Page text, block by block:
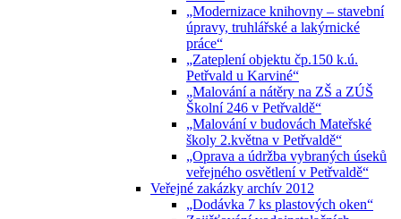
„Modernizace knihovny – stavební
úpravy, truhlářské a lakýrnické
práce“
„Zateplení objektu čp.150 k.ú.
Petřvald u Karviné“
„Malování a nátěry na ZŠ a ZÚŠ
Školní 246 v Petřvaldě“
„Malování v budovách Mateřské
školy 2.května v Petřvaldě“
„Oprava a údržba vybraných úseků
veřejného osvětlení v Petřvaldě“
Veřejné zakázky archív 2012
„Dodávka 7 ks plastových oken“